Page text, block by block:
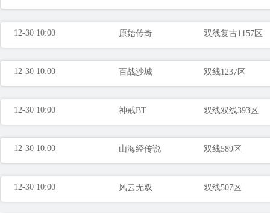
12-30 10:00 原始传奇 双线复古1157区
12-30 10:00 百战沙城 双线1237区
12-30 10:00 神戒BT 双线双线393区
12-30 10:00 山海经传说 双线589区
12-30 10:00 风云无双 双线507区